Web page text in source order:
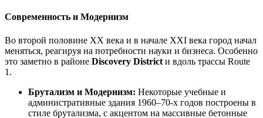
Современность и Модернизм
Во второй половине XX века и в начале XXI века город начал
меняться, реагируя на потребности науки и бизнеса. Особенно
это заметно в районе Discovery District и вдоль трассы Route
1.
Брутализм и Модернизм: Некоторые учебные и
административные здания 1960–70-х годов построены в
стиле брутализма, с акцентом на массивные бетонные